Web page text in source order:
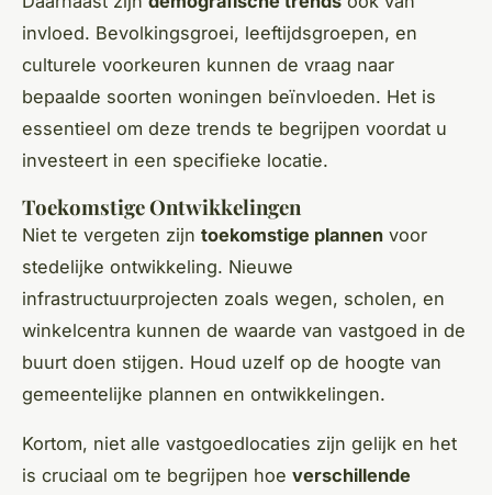
invloed. Bevolkingsgroei, leeftijdsgroepen, en
culturele voorkeuren kunnen de vraag naar
bepaalde soorten woningen beïnvloeden. Het is
essentieel om deze trends te begrijpen voordat u
investeert in een specifieke locatie.
Toekomstige Ontwikkelingen
Niet te vergeten zijn toekomstige plannen voor
stedelijke ontwikkeling. Nieuwe
infrastructuurprojecten zoals wegen, scholen, en
winkelcentra kunnen de waarde van vastgoed in de
buurt doen stijgen. Houd uzelf op de hoogte van
gemeentelijke plannen en ontwikkelingen.
Kortom, niet alle vastgoedlocaties zijn gelijk en het
is cruciaal om te begrijpen hoe verschillende